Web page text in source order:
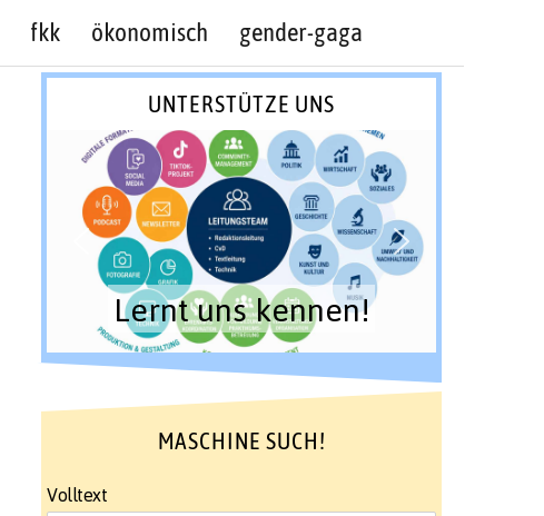
fkk ökonomisch gender-gaga
UNTERSTÜTZE UNS
Lernt uns kennen!
MASCHINE SUCH!
Volltext